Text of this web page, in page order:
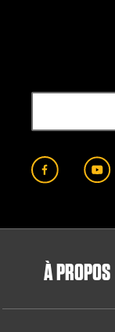
À PROPOS